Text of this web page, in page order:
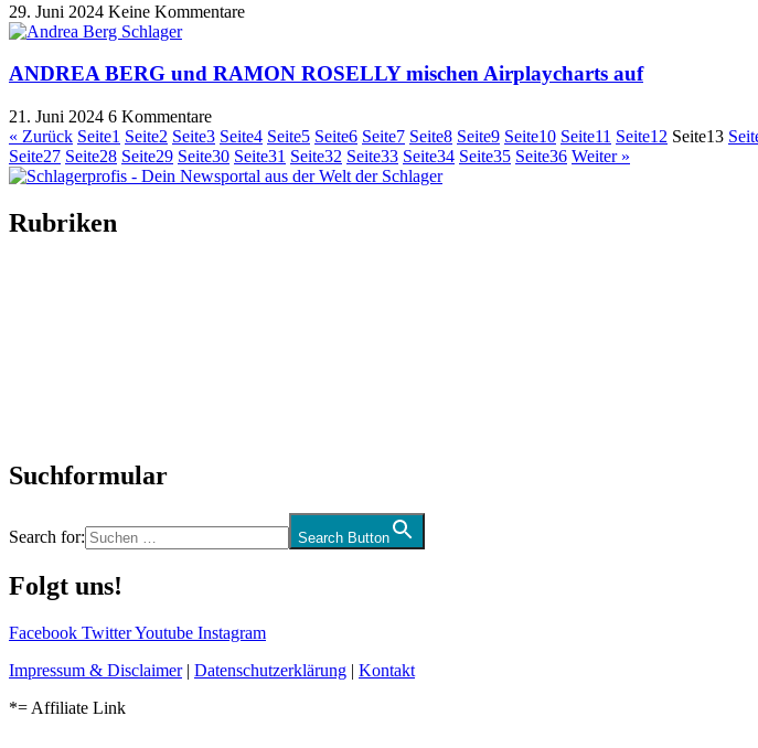
29. Juni 2024 Keine Kommentare
ANDREA BERG und RAMON ROSELLY mischen Airplaycharts auf
21. Juni 2024 6 Kommentare
« Zurück Seite1 Seite2 Seite3 Seite4 Seite5 Seite6 Seite7 Seite8 Seite9 Seite10 Seite11 Seite12 Seite13
Seite27 Seite28 Seite29 Seite30 Seite31 Seite32 Seite33 Seite34 Seite35 Seite36 Weiter »
Rubriken
Suchformular
Search for: Search Button
Folgt uns!
Facebook TwitterYoutube Instagram
Impressum & Disclaimer| Datenschutzerklärung | Kontakt
*= Affiliate Link